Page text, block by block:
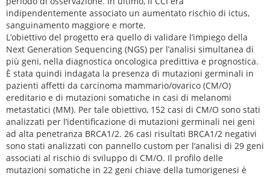
indipendentemente associato un aumentato rischio di ictus,
sanguinamento maggiore e morte.
L’obiettivo del progetto era quello di validare l’impiego della
Next Generation Sequencing (NGS) per l’analisi simultanea di
più geni, nella diagnostica oncologica predittiva e prognostica.
È stata quindi indagata la presenza di mutazioni germinali in
pazienti affetti da carcinoma mammario/ovarico (CM/O)
ereditario e di mutazioni somatiche in casi di melanomi
metastatici (MM). Per tale obiettivo, 152 casi di CM/O sono stati
analizzati per l’identificazione di mutazioni germinali nei geni
ad alta penetranza BRCA1/2. 26 casi risultati BRCA1/2 negativi
sono stati analizzati con pannello custom per l’analisi di 29 geni
associati al rischio di sviluppo di CM/O. Il profilo delle
mutazioni somatiche in 22 geni chiave della tumorigenesi è